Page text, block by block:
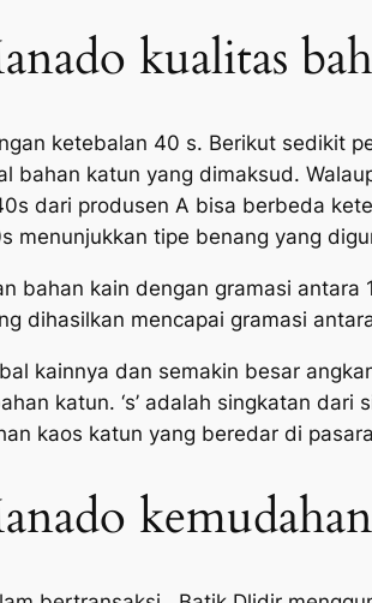
kualitas
ketebalan 40 s. Berikut sedikit
bahan katun yang dimaksud.
dari produsen A bisa berbeda
menunjukkan tipe benang yang
bahan kain dengan gramasi
dihasilkan mencapai gramasi
kainnya dan semakin besar
katun. ‘s’ adalah singkatan
kaos katun yang beredar di